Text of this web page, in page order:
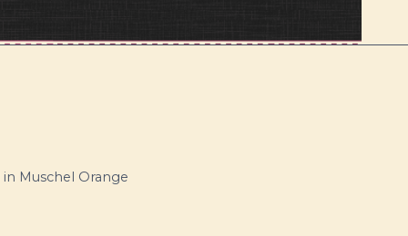
Muschel Orange